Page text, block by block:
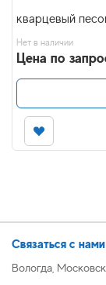
кварцевый
Нет в наличии
Цена по
Связаться с нами
Вологда,